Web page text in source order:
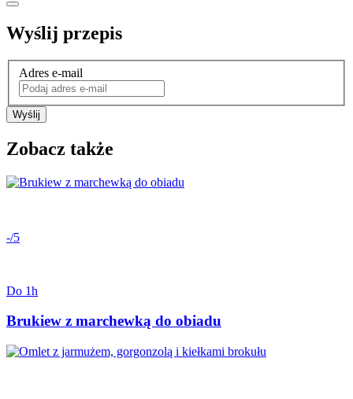
Wyślij przepis
Adres e-mail
Wyślij
Zobacz także
-/5
Do 1h
Brukiew z marchewką do obiadu